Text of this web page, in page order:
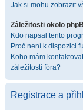
Jak si mohu zobrazit
Záležitosti okolo
Kdo napsal tento
Proč není k dispozici
Koho mám
záležitostí fóra?
Registrace a